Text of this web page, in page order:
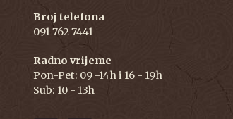
Broj telefona
091 762 7441
Radno vrijeme
Pon-Pet: 09 -14h i 16 - 19h
Sub: 10 - 13h